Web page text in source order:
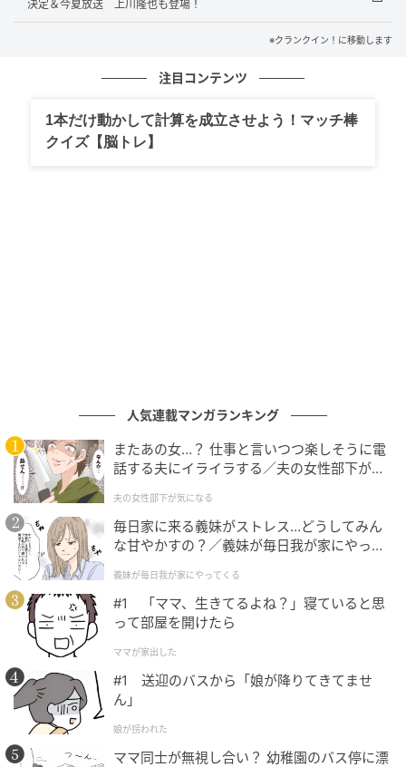
癖の、明るくポジティブな女性。人に弱みを見せず、
りんとして生きるチドリを、残雪は「野鳥」に例え
た。今回、まさかの局面で聡里の目の前に登場し、聡
里に大きな影響を与える。
温水洋一が演じるのは、牧場を営む農場主・折原勝喜
や、命が誕生する感動を聡里に教えてくれる、心優し
い獣医師。口てい疫という悲劇に対し、多くの修羅場
をくぐり抜けてきた能見でさえ「動物を助けるために
獣医師になったのに、なぜ自分は今、動物を殺処分し
ているんだろう」と悩みながら、折原や聡里を精神的
に支えようと奔走する。
ドラマ『リラの花咲くけものみち2』は、NHK総合に
て8月22日より毎週土曜22時放送（全5話）。
佐藤、菊池、風吹、温水、甲本のコメント全文は以下
の通り。
＜コメント全文＞
決定＆今夏放送 上川隆也も登場！
※クランクイン！に移動します
注目コンテンツ
1本だけ動かして計算を成立させよう！マッチ棒
クイズ【脳トレ】
人気連載マンガランキング
またあの女…？ 仕事と言いつつ楽しそうに電
話する夫にイライラする／夫の女性部下が気
夫の女性部下が気になる
毎日家に来る義妹がストレス…どうしてみん
な甘やかすの？／義妹が毎日我が家にやって
が】
義妹が毎日我が家にやってくる
#1 「ママ、生きてるよね？」寝ていると思
って部屋を開けたら
ママが家出した
#1 送迎のバスから「娘が降りてきてませ
ん」
娘が拐われた
ママ同士が無視し合い？ 幼稚園のバス停に漂